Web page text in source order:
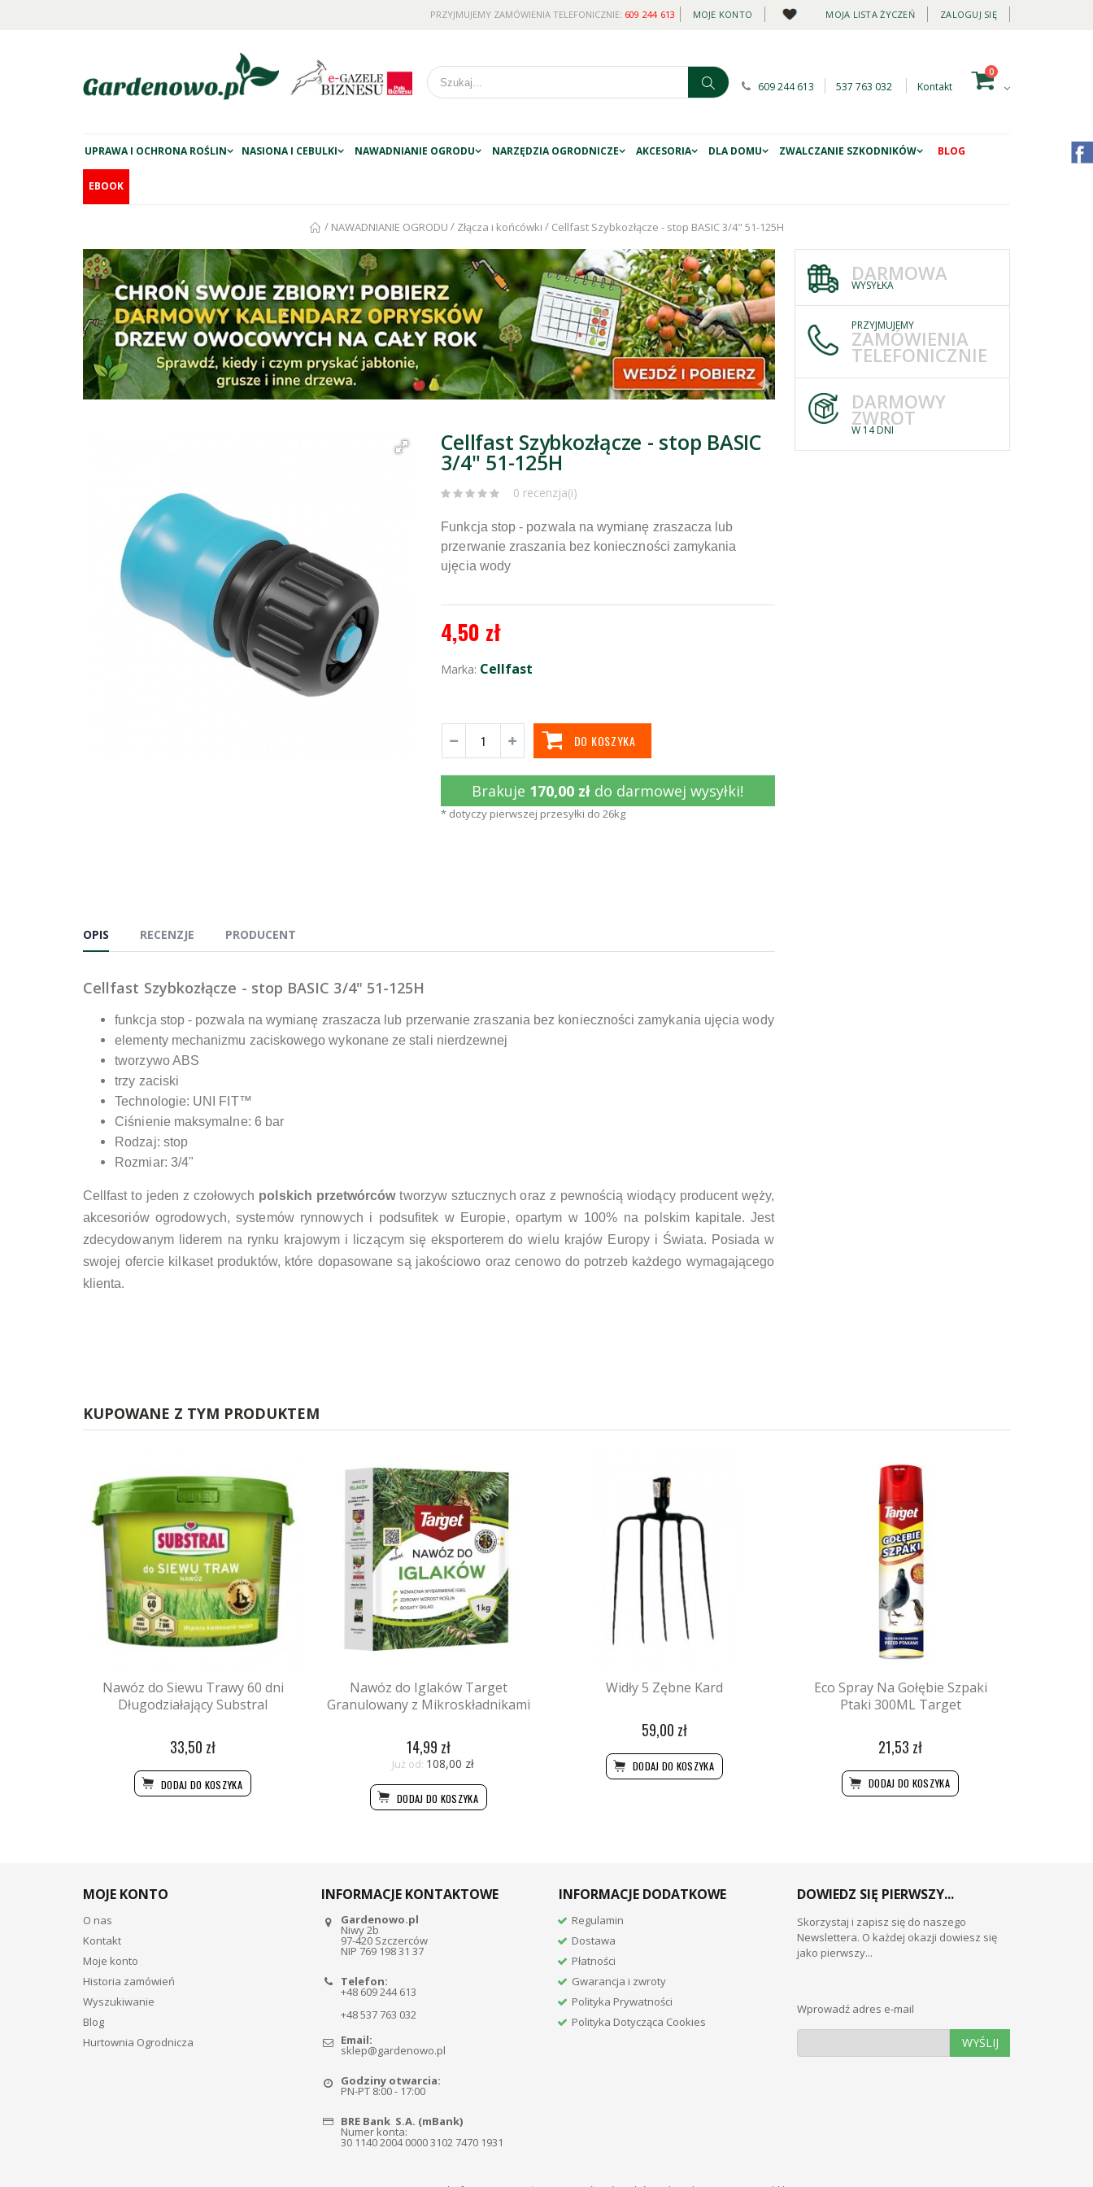
MOJE KONTO MOJA LISTA ŻYCZEŃ ZALOGUJ SIĘ
PRZYJMUJEMY ZAMÓWIENIA TELEFONICZNIE: 609 244 613
609 244 613 537 763 032 Kontakt
0
UPRAWA I OCHRONA ROŚLIN NASIONA I CEBULKI NAWADNIANIE OGRODU NARZĘDZIA OGRODNICZE AKCESORIA DLA DOMU ZWALCZANIE SZKODNIKÓW BLOG
EBOOK
/ NAWADNIANIE OGRODU / Złącza i końcówki / Cellfast Szybkozłącze - stop BASIC 3/4" 51-125H
Cellfast Szybkozłącze - stop BASIC
3/4" 51-125H
0 recenzja(i)
Funkcja stop - pozwala na wymianę zraszacza lub
przerwanie zraszania bez konieczności zamykania
ujęcia wody
4,50 zł
Marka: Cellfast
DO KOSZYKA
Brakuje 170,00 zł do darmowej wysyłki!
* dotyczy pierwszej przesyłki do 26kg
OPIS RECENZJE PRODUCENT
Cellfast Szybkozłącze - stop BASIC 3/4" 51-125H
funkcja stop - pozwala na wymianę zraszacza lub przerwanie zraszania bez konieczności zamykania ujęcia wody
elementy mechanizmu zaciskowego wykonane ze stali nierdzewnej
tworzywo ABS
trzy zaciski
Technologie: UNI FIT™
Ciśnienie maksymalne: 6 bar
Rodzaj: stop
Rozmiar: 3/4"
Cellfast to jeden z czołowych polskich przetwórcówtworzyw sztucznych oraz z pewnością wiodący producent węży,
akcesoriów ogrodowych, systemów rynnowych i podsufitek w Europie, opartym w 100% na polskim kapitale. Jest
zdecydowanym liderem na rynku krajowym i liczącym się eksporterem do wielu krajów Europy i Świata. Posiada w
swojej ofercie kilkaset produktów, które dopasowane są jakościowo oraz cenowo do potrzeb każdego wymagającego
klienta.
DARMOWA
WYSYŁKA
PRZYJMUJEMY
ZAMÓWIENIA
TELEFONICZNIE
DARMOWY
ZWROT
W 14 DNI
KUPOWANE Z TYM PRODUKTEM
Nawóz do Siewu Trawy 60 dni
Długodziałający Substral
33,50 zł
DODAJ DO KOSZYKA
Nawóz do Iglaków Target
Granulowany z Mikroskładnikami
14,99 zł
Już od: 108,00 zł
DODAJ DO KOSZYKA
Widły 5 Zębne Kard
59,00 zł
DODAJ DO KOSZYKA
Eco Spray Na Gołębie Szpaki
Ptaki 300ML Target
21,53 zł
DODAJ DO KOSZYKA
MOJE KONTO
O nas
Kontakt
Moje konto
Historia zamówień
Wyszukiwanie
Blog
Hurtownia Ogrodnicza
INFORMACJE KONTAKTOWE
Gardenowo.pl
Niwy 2b
97-420 Szczerców
NIP 769 198 31 37
Telefon:
+48 609 244 613
+48 537 763 032
Email:
sklep@gardenowo.pl
Godziny otwarcia:
PN-PT 8:00 - 17:00
BRE Bank S.A. (mBank)
Numer konta:
30 1140 2004 0000 3102 7470 1931
INFORMACJE DODATKOWE
Regulamin
Dostawa
Płatności
Gwarancja i zwroty
Polityka Prywatności
Polityka Dotycząca Cookies
DOWIEDZ SIĘ PIERWSZY...
Skorzystaj i zapisz się do naszego
Newslettera. O każdej okazji dowiesz się
jako pierwszy...
Wprowadź adres e-mail
WYŚLIJ